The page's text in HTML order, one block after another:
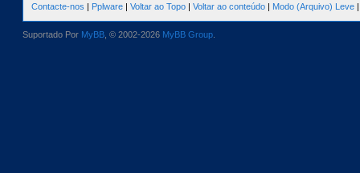
Contacte-nos | Pplware | Voltar ao Topo | Voltar ao conteúdo | Modo (Arquivo) Leve
Suportado Por MyBB , © 2002-2026 MyBB Group